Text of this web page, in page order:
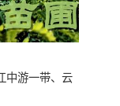
中游一带、云